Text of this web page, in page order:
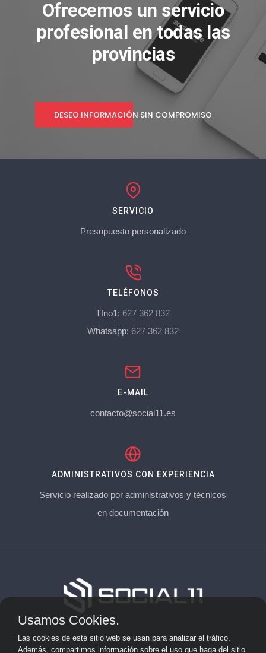
Ofrecemos un servicio
profesional en todas las
provincias
DESEO INFORMACIÓN SIN COMPROMISO
SERVICIO
Presupuesto personalizado
TELÉFONOS
Tfno1: 627 362 832
Whatsapp: 627 362 832
E-MAIL
contacto@social11.es
ADMINISTRATIVOS CON EXPERIENCIA
Servicio realizado por administrativos y técnicos
en documentación
Aviso Legal
Usamos Cookies.
Las cookies de este sitio web se usan para analizar el tráfico.
Además, compartimos información sobre el uso que haga del sitio